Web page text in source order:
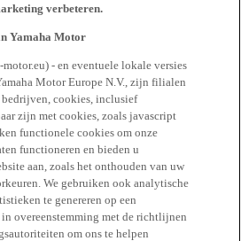
verbeteren.
Yamaha Motor
- en eventuele lokale versies
Motor Europe N.V., zijn filialen
bedrijven, cookies, inclusief
zijn met cookies, zoals javascript
functionele cookies om onze
functioneren en bieden u
aan, zoals het onthouden van uw
We gebruiken ook analytische
te genereren op een
overeenstemming met de richtlijnen
om ons te helpen